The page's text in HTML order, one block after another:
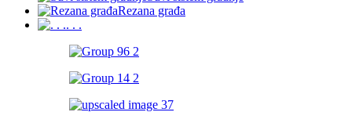
Rezana građa
. . .